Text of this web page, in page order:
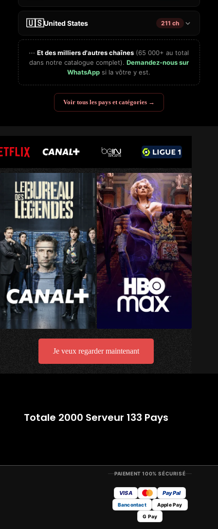
🇺🇸United States 211 ch
⋯Et des milliers d'autres chaînes (65 000+ au total
dans notre catalogue complet). Demandez-nous sur
WhatsApp si la vôtre y est.
Voir tous les pays et catégories →
Je veux regarder maintenant
Totale 2000 Serveur 133 Pays
PAIEMENT 100% SÉCURISÉ
VISA PayPal
Bancontact
Apple Pay
G Pay